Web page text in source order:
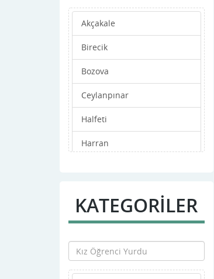
Akçakale
Birecik
Bozova
Ceylanpınar
Halfeti
Harran
Siverek
Suruç
Viranşehir
KATEGORİLER